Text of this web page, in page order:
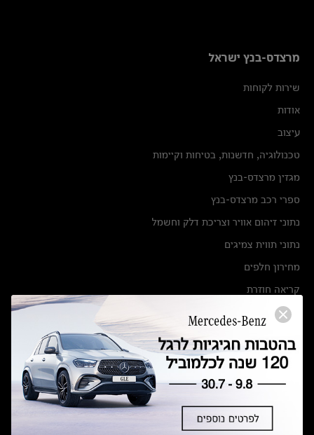
מרצדס-בנץ ישראל
שירות לקוחות
אודות
עיצוב
טכנולוגיה, חדשנות, בטיחות וקיימות
מגזין מרצדס-בנץ
ספרי רכב מרצדס-בנץ
נתוני זיהום אוויר וצריכת דלק וחשמל
נתוני תווית צמיגים
מחירון חלפים
קריאה חוזרת
הודעה על הטבות לרכבי מרצדס בהסדר פשרה בתצ 56447-02-19
תקנון ימי מכירות 120 לכלמוביל
מצאו אותנו